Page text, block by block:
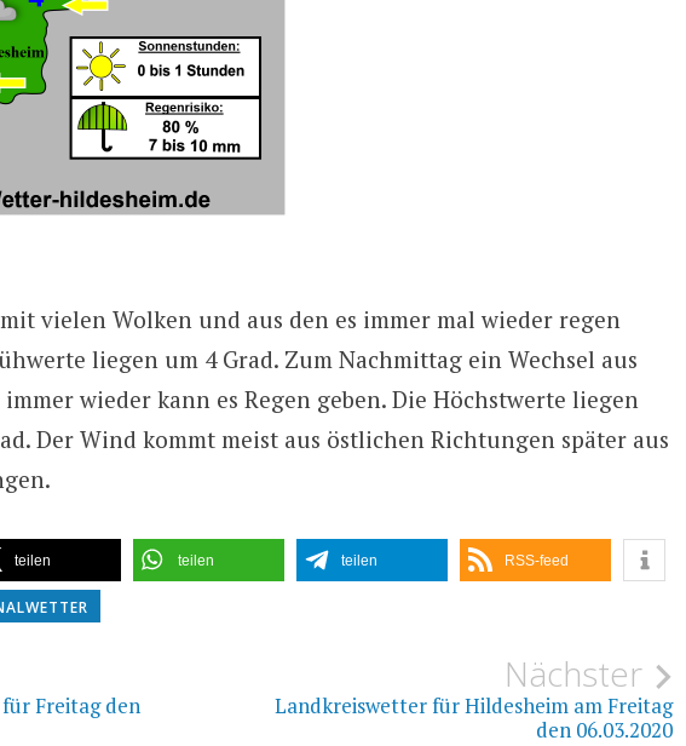
vielen Wolken und aus den es immer mal wieder regen
liegen um 4 Grad. Zum Nachmittag ein Wechsel aus
wieder kann es Regen geben. Die Höchstwerte liegen
Der Wind kommt meist aus östlichen Richtungen später aus
teilen teilen teilen RSS-feed
Freitag den
Nächster
Landkreiswetter für Hildesheim am Freitag
den 06.03.2020